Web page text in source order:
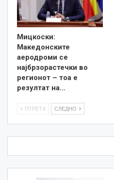
Мицкоски:
Македонските
аеродроми се
најбрзорастечки во
регионот – тоа е
резултат на…
ПТРЕТХ СЛЕДНО